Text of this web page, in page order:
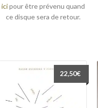
icipour être prévenu quand
ce disque sera de retour.
22,50€